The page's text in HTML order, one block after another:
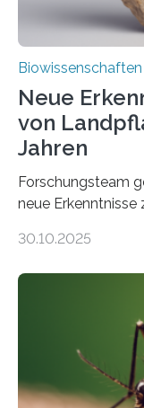
Neue
von
Jahren
Forschungsteam
neue Erkenntnisse
Landpflanzen
Grünalgen, die
lebten. Unter den
die noch heute in
Süßwasseralge
dieser Gruppe
30.10.2025